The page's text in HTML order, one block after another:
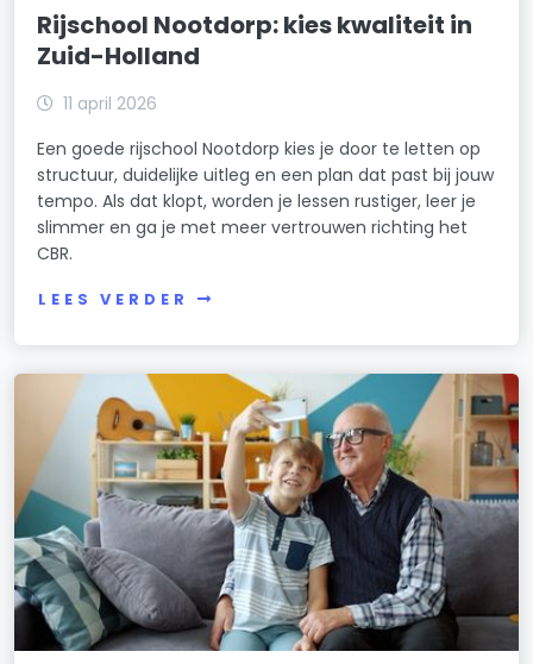
Rijschool Nootdorp: kies kwaliteit in
Zuid-Holland
11 april 2026
Een goede rijschool Nootdorp kies je door te letten op
structuur, duidelijke uitleg en een plan dat past bij jouw
tempo. Als dat klopt, worden je lessen rustiger, leer je
slimmer en ga je met meer vertrouwen richting het
CBR.
LEES VERDER